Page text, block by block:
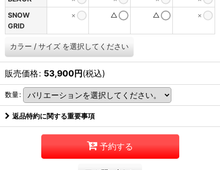
SNOW
GRID
× △ △ ×
カラー / サイズ を選択してください
販売価格: 53,900円(税込)
数量:
返品特約に関する重要事項
予約する